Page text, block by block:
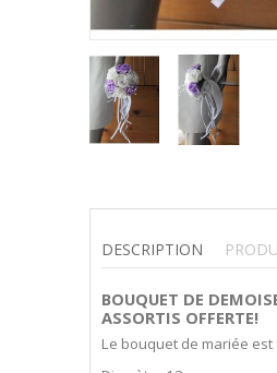
DESCRIPTION
BOUQUET DE
ASSORTIS OFFERTE!
Le bouquet de mariée